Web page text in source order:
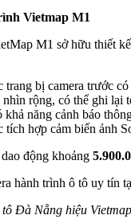
Vietmap M1
M1 sở hữu thiết
trang bị camera trước
nhìn rộng, có thể ghi lại
năng cảnh báo
tích hợp cảm biến ảnh
động khoảng
Đà Nẵng hiệu Vietmap